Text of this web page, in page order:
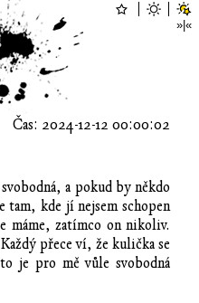
Čas: 2024-12-12 00:00:02
a pokud by někdo
tam, kde jí nejsem schopen
máme, zatímco on nikoliv.
přece ví, že kulička se
je pro mě vůle svobodná